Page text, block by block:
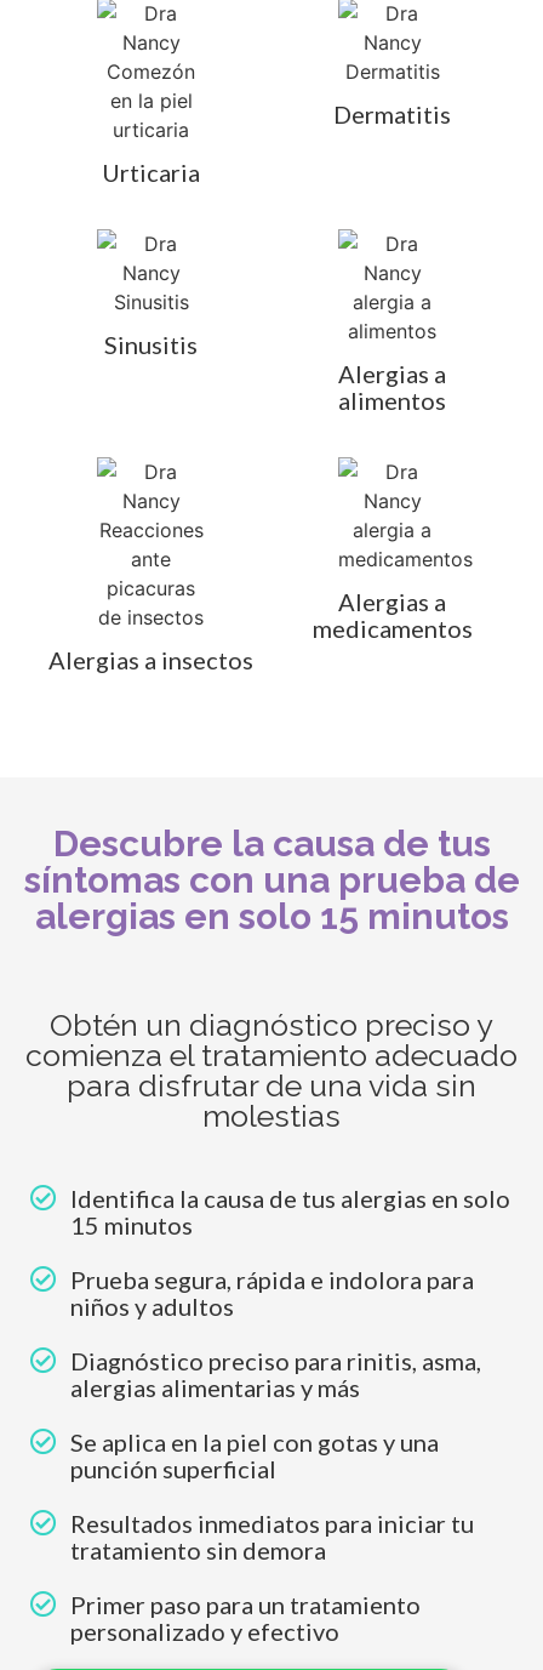
Urticaria
Dermatitis
Sinusitis
Alergias a
alimentos
Alergias a insectos
Alergias a
medicamentos
Descubre la causa de tus
síntomas con una prueba de
alergias en solo 15 minutos
Obtén un diagnóstico preciso y
comienza el tratamiento adecuado
para disfrutar de una vida sin
molestias
Identifica la causa de tus alergias en solo
15 minutos
Prueba segura, rápida e indolora para
niños y adultos
Diagnóstico preciso para rinitis, asma,
alergias alimentarias y más
Se aplica en la piel con gotas y una
punción superficial
Resultados inmediatos para iniciar tu
tratamiento sin demora
Primer paso para un tratamiento
personalizado y efectivo